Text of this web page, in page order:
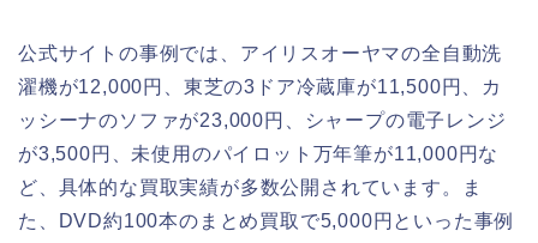
公式サイトの事例では、アイリスオーヤマの全自動洗
濯機が12,000円、東芝の3ドア冷蔵庫が11,500円、カ
ッシーナのソファが23,000円、シャープの電子レンジ
が3,500円、未使用のパイロット万年筆が11,000円な
ど、具体的な買取実績が多数公開されています。ま
た、DVD約100本のまとめ買取で5,000円といった事例